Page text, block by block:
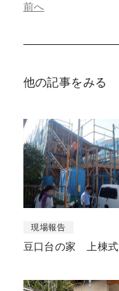
前へ
他の記事をみる
現場報告
豆口台の家 上棟式